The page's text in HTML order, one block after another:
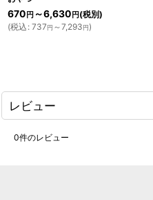
670 円 ～6,630 円 (税別)
(税込 : 737円 ～7,293円)
レビュー
0件のレビュー